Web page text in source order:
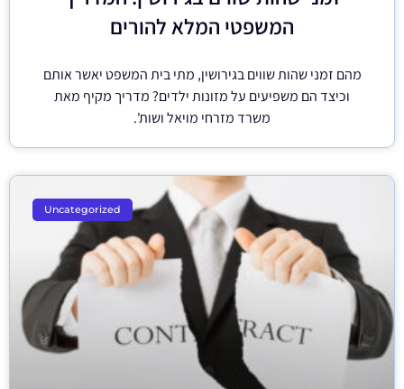
המשפטי המלא להורים
מהם זמני שהות שווים בגירושין, מתי בית המשפט יאשר אותם
וכיצד הם משפיעים על מזונות ילדים? מדריך מקיף מאת
משרד מזרחי מויאל ושות'.
Uncategorized